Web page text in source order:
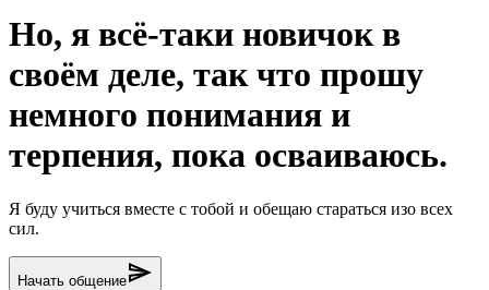
Но, я всё-таки новичок в
своём деле, так что прошу
немного понимания и
терпения, пока осваиваюсь.
Я буду учиться вместе с тобой и обещаю стараться изо всех
сил.
Начать общениеsend